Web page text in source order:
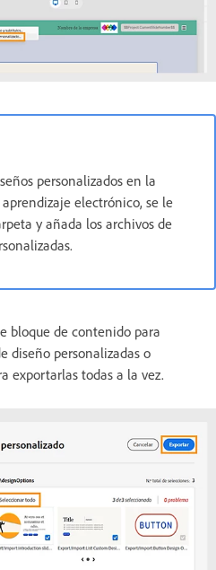
personalizados en la
electrónico, se le
y añada los archivos de
bloque de contenido para
diseño personalizadas o
exportarlas todas a la vez.